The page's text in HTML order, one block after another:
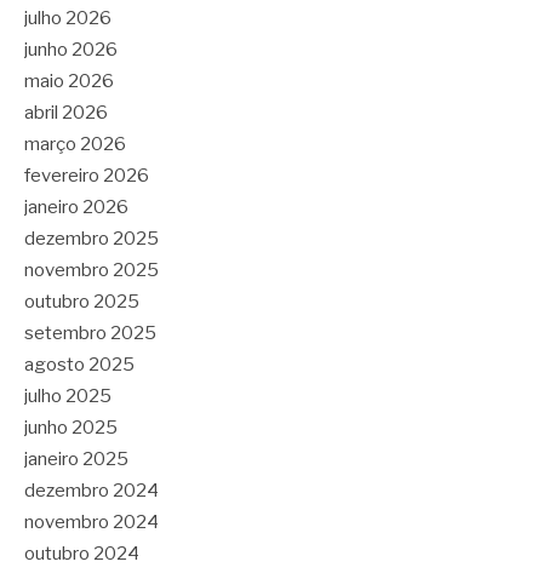
julho 2026
junho 2026
maio 2026
abril 2026
março 2026
fevereiro 2026
janeiro 2026
dezembro 2025
novembro 2025
outubro 2025
setembro 2025
agosto 2025
julho 2025
junho 2025
janeiro 2025
dezembro 2024
novembro 2024
outubro 2024